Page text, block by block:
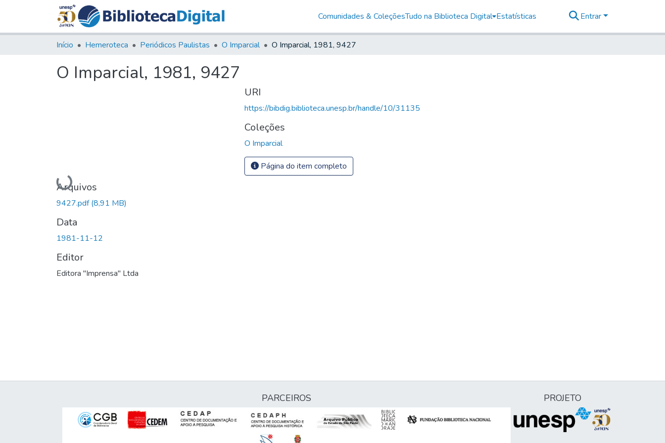
Comunidades & ColeçõesTudo na Biblioteca Digital Estatísticas Entrar
Início Hemeroteca Periódicos Paulistas O Imparcial O Imparcial, 1981, 9427
O Imparcial, 1981, 9427
Carregando...
Arquivos
9427.pdf(8,91 MB)
Data
1981-11-12
Editor
Editora "Imprensa" Ltda
URI
https://bibdig.biblioteca.unesp.br/handle/10/31135
Coleções
O Imparcial
Página do item completo
PARCEIROS PROJETO